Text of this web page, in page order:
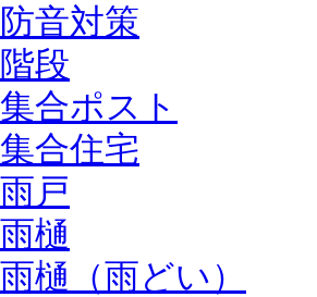
防音対策
階段
集合ポスト
集合住宅
雨戸
雨樋
雨樋（雨どい）